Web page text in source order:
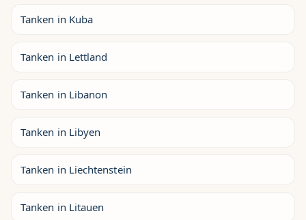
Tanken in Kuba
Tanken in Lettland
Tanken in Libanon
Tanken in Libyen
Tanken in Liechtenstein
Tanken in Litauen